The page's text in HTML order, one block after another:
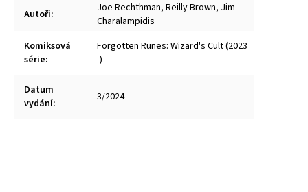
Autoři: Joe Rechthman, Reilly Brown, Jim
Charalampidis
Komiksová
série:
Forgotten Runes: Wizard's Cult (2023
-)
Datum
vydání: 3/2024